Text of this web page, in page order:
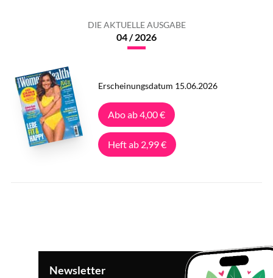
DIE AKTUELLE AUSGABE
04 / 2026
Erscheinungsdatum 15.06.2026
Abo ab 4,00 €
Heft ab 2,99 €
Newsletter